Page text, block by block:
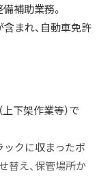
補助業務。
まれ、自動車免許
下架作業等）で
ックに収まったボ
替え、保管場所か